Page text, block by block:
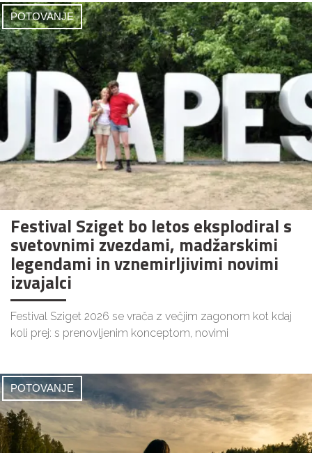
POTOVANJE
Festival Sziget bo letos eksplodiral s
svetovnimi zvezdami, madžarskimi
legendami in vznemirljivimi novimi
izvajalci
Festival Sziget 2026 se vrača z večjim zagonom kot kdaj
koli prej: s prenovljenim konceptom, novimi
POTOVANJE